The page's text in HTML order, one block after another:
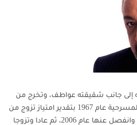
إلى جانب شقيقته عواطف، وتخرج من
بتقدير امتياز
تزوج من
الفنانة بوسي عام 1972، وانفصل عنها عام 2006، ثم عادا وتزوجا